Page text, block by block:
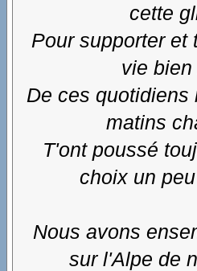
cette
Pour supporter et
vie
De ces quotidiens
matins
T'ont poussé
choix un
Nous avons
sur l'Alpe de